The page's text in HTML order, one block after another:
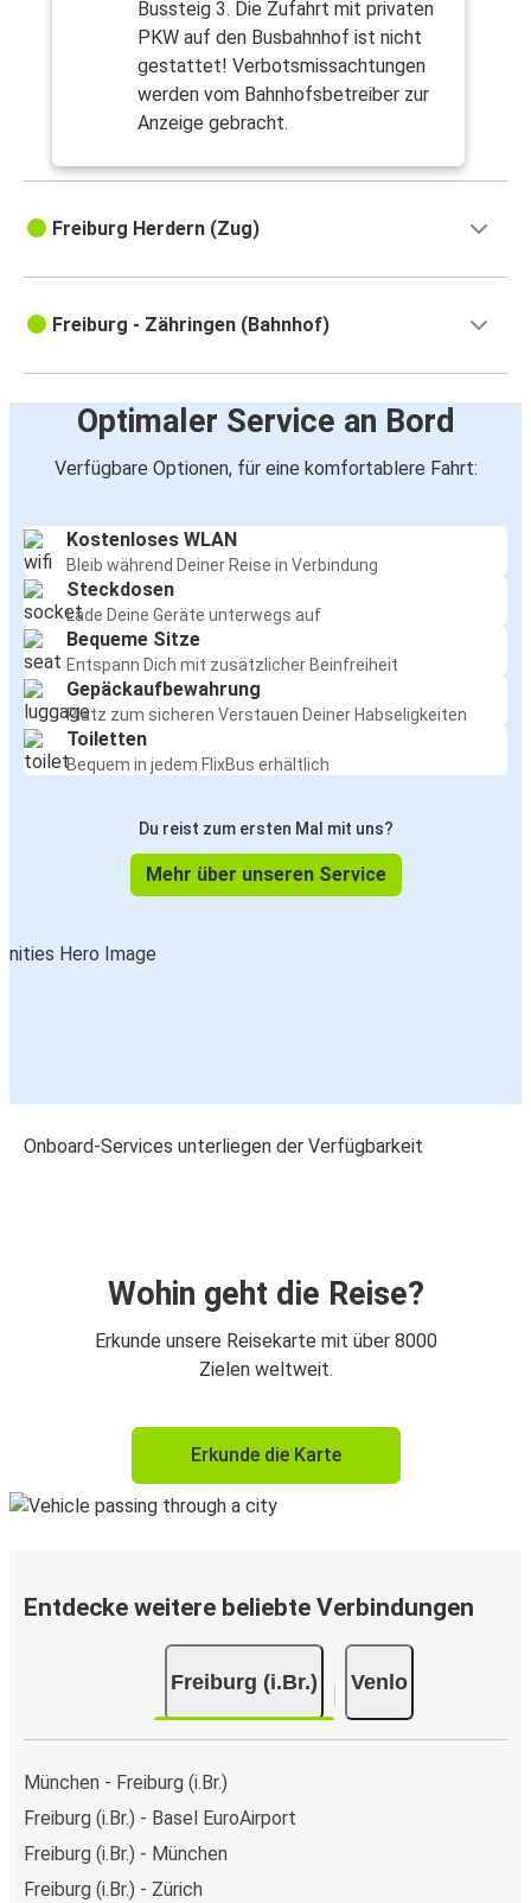
Bussteig 3. Die Zufahrt mit privaten
PKW auf den Busbahnhof ist nicht
gestattet! Verbotsmissachtungen
werden vom Bahnhofsbetreiber zur
Anzeige gebracht.
Freiburg Herdern (Zug)
Freiburg - Zähringen (Bahnhof)
Optimaler Service an Bord
Verfügbare Optionen, für eine komfortablere Fahrt:
Kostenloses WLAN
Bleib während Deiner Reise in Verbindung
Steckdosen
Lade Deine Geräte unterwegs auf
Bequeme Sitze
Entspann Dich mit zusätzlicher Beinfreiheit
Gepäckaufbewahrung
Platz zum sicheren Verstauen Deiner Habseligkeiten
Toiletten
Bequem in jedem FlixBus erhältlich
Du reist zum ersten Mal mit uns?
Mehr über unseren Service
Onboard-Services unterliegen der Verfügbarkeit
Wohin geht die Reise?
Erkunde unsere Reisekarte mit über 8000
Zielen weltweit.
Erkunde die Karte
Entdecke weitere beliebte Verbindungen
Freiburg (i.Br.) Venlo
München - Freiburg (i.Br.)
Freiburg (i.Br.) - Basel EuroAirport
Freiburg (i.Br.) - München
Freiburg (i.Br.) - Zürich